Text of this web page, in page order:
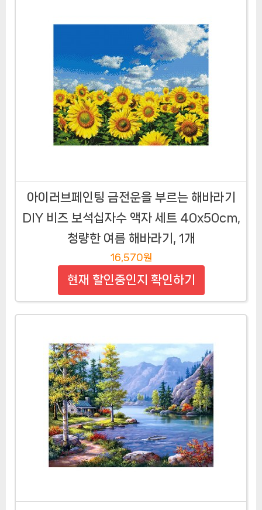
아이러브페인팅 금전운을 부르는 해바라기
DIY 비즈 보석십자수 액자 세트 40x50cm,
청량한 여름 해바라기, 1개
16,570원
현재 할인중인지 확인하기